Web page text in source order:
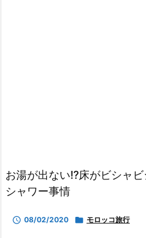
お湯が出ない!?床がビシャ
シャワー事情
 08/02/2020  モロッコ旅行